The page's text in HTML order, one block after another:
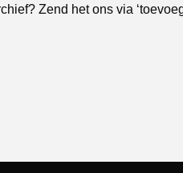
Zend het ons via